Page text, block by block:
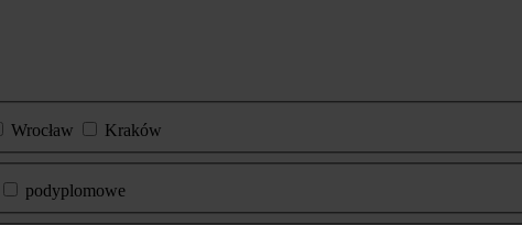
Wrocław
Kraków
podyplomowe